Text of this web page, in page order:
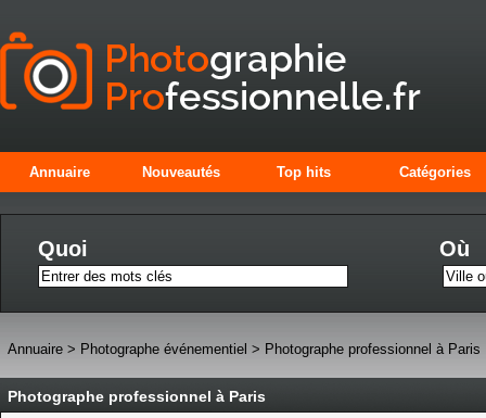
Annuaire Nouveautés Top hits Catégories
Quoi Où
Annuaire > Photographe événementiel > Photographe professionnel à Paris
Photographe professionnel à Paris